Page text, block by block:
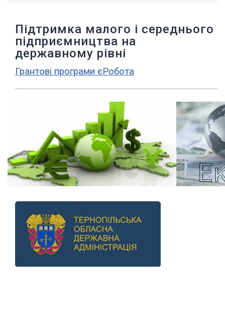
Підтримка малого і середнього
підприємництва на
державному рівні
Грантові програми єРобота
Previous